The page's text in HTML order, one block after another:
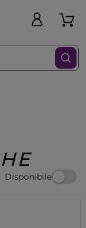
Disponibile
Filtra